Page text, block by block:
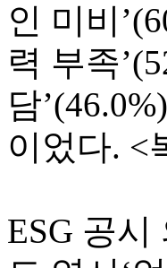
인 미비
력 부족
담
이었다. <
ESG 공